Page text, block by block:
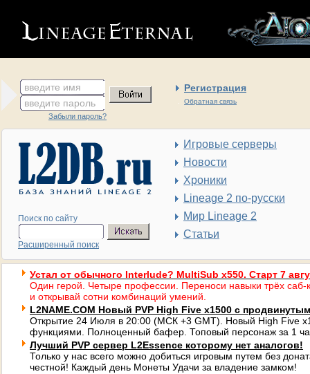
введите имя Регистрация
Обратная связь
введите пароль
Забыли пароль?
Поиск по сайту
Расширенный поиск
Игровые серверы
Новости
Хроники
Lineage 2 по-русски
Мир Lineage 2
Статьи
Устал от обычного Interlude? MultiSub x550. Старт 7
Один герой. Четыре профессии. Переноси навыки трёх саб-
и открывай сотни комбинаций умений.
L2NAME.COM Новый PVP High Five x1500 с
Открытие 24 Июля в 20:00 (МСК +3 GMT). Новый High Five
функциями. Полноценный бафер. Топовый персонаж за 1
Лучший PVP сервер L2Essence которому нет аналогов!
Только у нас всего можно добиться игровым путем без
честной! Каждый день Монеты Удачи за владение замком!